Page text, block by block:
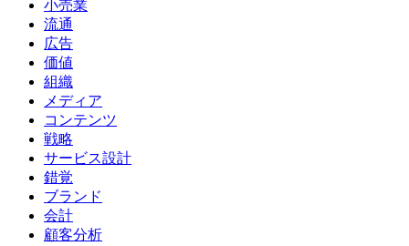
小売業
流通
広告
価値
組織
メディア
コンテンツ
戦略
サービス設計
錯覚
ブランド
会計
顧客分析